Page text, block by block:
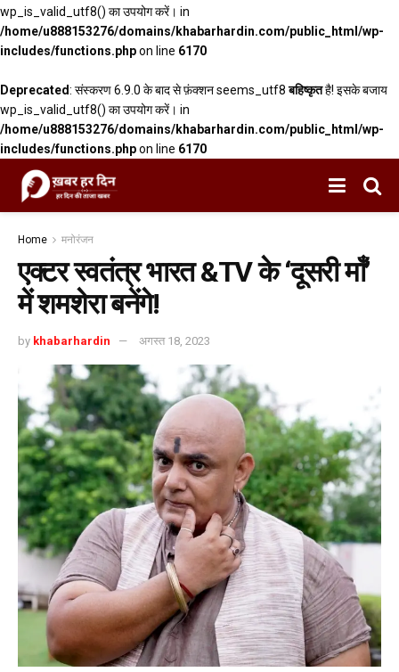
wp_is_valid_utf8() का उपयोग करें। in
/home/u888153276/domains/khabarhardin.com/public_html/wp-
includes/functions.phpon line 6170
Deprecated: संस्करण 6.9.0 के बाद से फ़ंक्शन seems_utf8बहिष्कृतहै! इसके बजाय
wp_is_valid_utf8() का उपयोग करें। in
/home/u888153276/domains/khabarhardin.com/public_html/wp-
includes/functions.phpon line 6170
Home मनोरंजन
एक्टर स्वतंत्र भारत &TV के ‘दूसरी माँ’
में शमशेरा बनेंगे!
by khabarhardin अगस्त 18, 2023